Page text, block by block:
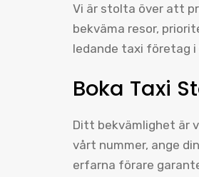
Vi är stolta över att
bekväma resor,
ledande taxi företag
Boka Taxi
Ditt bekvämlighet är
vårt nummer, ange
erfarna förare